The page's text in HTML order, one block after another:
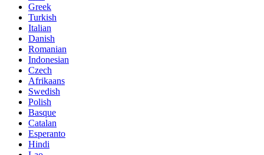
Greek
Turkish
Italian
Danish
Romanian
Indonesian
Czech
Afrikaans
Swedish
Polish
Basque
Catalan
Esperanto
Hindi